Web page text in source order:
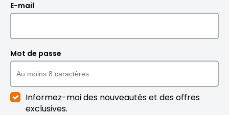
E-mail
Mot de passe
Informez-moi des nouveautés et des offres
exclusives.